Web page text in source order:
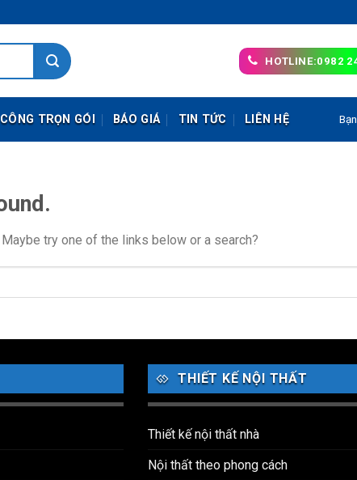
HOTLINE:0982
TRỌN GÓI BÁO GIÁ TIN TỨC LIÊN HỆ
try one of the links below or a search?
THIẾT KẾ NỘI THẤT
Thiết kế nội thất nhà
Nội thất theo phong cách